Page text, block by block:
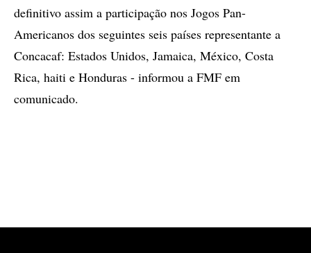
definitivo assim a participação nos Jogos Pan-
Americanos dos seguintes seis países representante a
Concacaf: Estados Unidos, Jamaica, México, Costa
Rica, haiti e Honduras - informou a FMF em
comunicado.